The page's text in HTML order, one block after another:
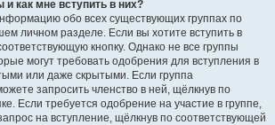
и как мне вступить в них?
обо всех существующих группах по
личном разделе. Если вы хотите вступить в
кнопку. Однако не все группы
могут требовать одобрения для вступления в
или даже скрытыми. Если группа
запросить членство в ней, щёлкнув по
Если требуется одобрение на участие в группе,
на вступление, щёлкнув по соответствующей